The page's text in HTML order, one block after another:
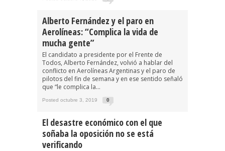
Alberto Fernández y el paro en
Aerolíneas: “Complica la vida de
mucha gente”
El candidato a presidente por el Frente de
Todos, Alberto Fernández, volvió a hablar del
conflicto en Aerolíneas Argentinas y el paro de
pilotos del fin de semana y en ese sentido señaló
que “le complica la...
Posted octubre 3, 2019 0
El desastre económico con el que
soñaba la oposición no se está
verificando